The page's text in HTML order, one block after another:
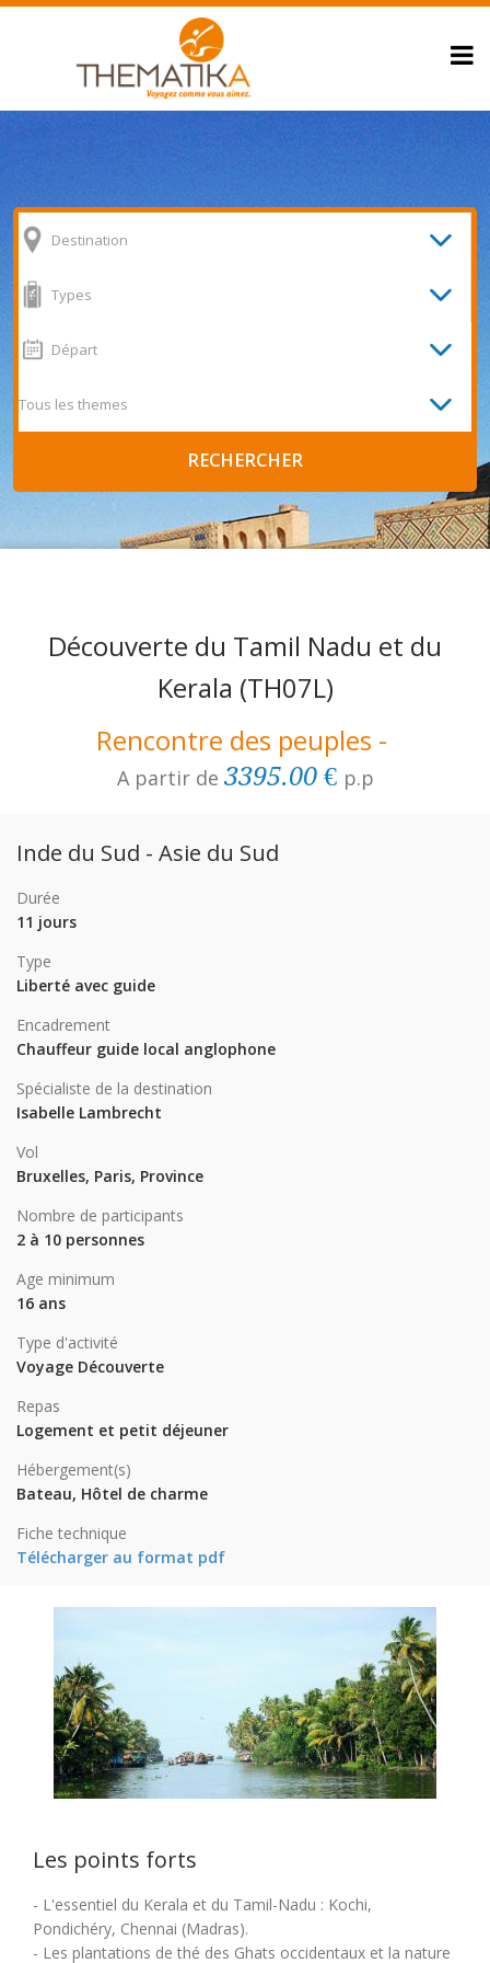
Découverte du Tamil Nadu et du
Kerala (TH07L)
Rencontre des peuples -
A partir de 3395.00 € p.p
Inde du Sud - Asie du Sud
Durée
11 jours
Type
Liberté avec guide
Encadrement
Chauffeur guide local anglophone
Spécialiste de la destination
Isabelle Lambrecht
Vol
Bruxelles, Paris, Province
Nombre de participants
2 à 10 personnes
Age minimum
16 ans
Type d'activité
Voyage Découverte
Repas
Logement et petit déjeuner
Hébergement(s)
Bateau, Hôtel de charme
Fiche technique
Télécharger au format pdf
Les points forts
- L'essentiel du Kerala et du Tamil-Nadu : Kochi,
Pondichéry, Chennai (Madras).
- Les plantations de thé des Ghats occidentaux et la nature